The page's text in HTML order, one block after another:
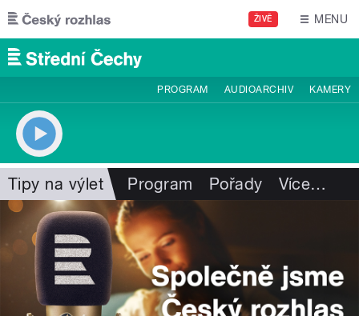
Přejít k hlavnímu obsahu
ŽIVĚ MENU
PROGRAM AUDIOARCHIV KAMERY
Tipy na výlet Program Pořady Více…